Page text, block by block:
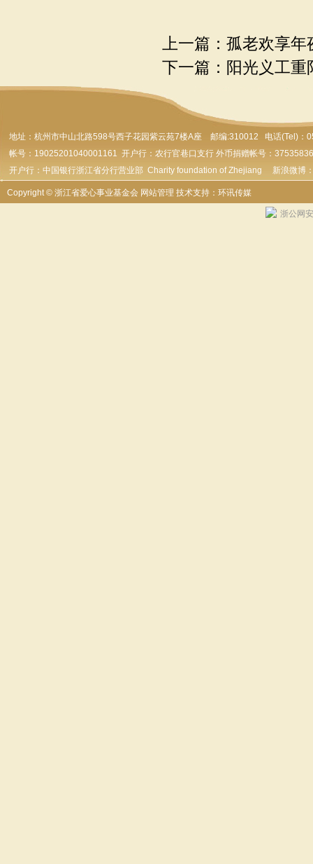
上一篇： 孤老欢享年
下一篇： 阳光义工重
地址：杭州市中山北路598号西子花园紫云苑7楼A座 邮编:310012 电话(Tel)
帐号：19025201040001161 开户行：农行官巷口支行 外币捐赠帐号：
开户行：中国银行浙江省分行营业部 Charity foundation of Zhejiang 新浪微博
Copyright © 浙江省爱心事业基金会 网站管理 技术支持：环讯传媒
浙公网